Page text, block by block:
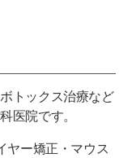
トックス治療など
医院です。
ヤー矯正・マウス